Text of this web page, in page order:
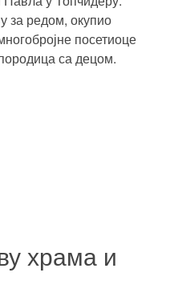
за редом, окупио
посетиоце
са децом.
храма и